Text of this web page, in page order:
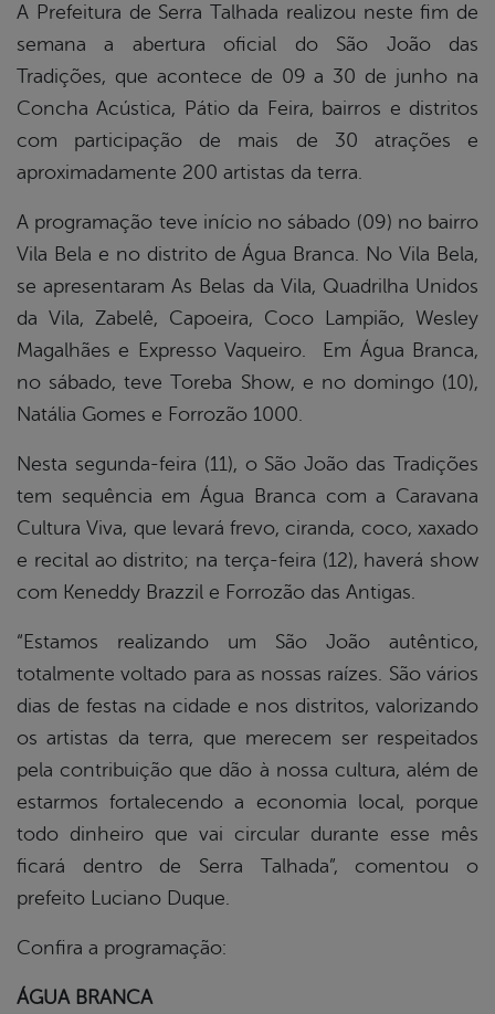
A Prefeitura de Serra Talhada realizou neste fim de
semana a abertura oficial do São João das
Tradições, que acontece de 09 a 30 de junho na
Concha Acústica, Pátio da Feira, bairros e distritos
com participação de mais de 30 atrações e
aproximadamente 200 artistas da terra.
A programação teve início no sábado (09) no bairro
Vila Bela e no distrito de Água Branca. No Vila Bela,
se apresentaram As Belas da Vila, Quadrilha Unidos
da Vila, Zabelê, Capoeira, Coco Lampião, Wesley
Magalhães e Expresso Vaqueiro. Em Água Branca,
no sábado, teve Toreba Show, e no domingo (10),
Natália Gomes e Forrozão 1000.
Nesta segunda-feira (11), o São João das Tradições
tem sequência em Água Branca com a Caravana
Cultura Viva, que levará frevo, ciranda, coco, xaxado
e recital ao distrito; na terça-feira (12), haverá show
com Keneddy Brazzil e Forrozão das Antigas.
“Estamos realizando um São João autêntico,
totalmente voltado para as nossas raízes. São vários
dias de festas na cidade e nos distritos, valorizando
os artistas da terra, que merecem ser respeitados
pela contribuição que dão à nossa cultura, além de
estarmos fortalecendo a economia local, porque
todo dinheiro que vai circular durante esse mês
ficará dentro de Serra Talhada”, comentou o
prefeito Luciano Duque.
Confira a programação:
ÁGUA BRANCA